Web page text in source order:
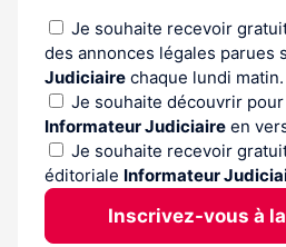
Je souhaite recevoir
des annonces légales parues
Judiciaire chaque lundi matin.
Je souhaite découvrir
Informateur Judiciaire en
Je souhaite recevoir
éditoriale Informateur
Inscrivez-vous à